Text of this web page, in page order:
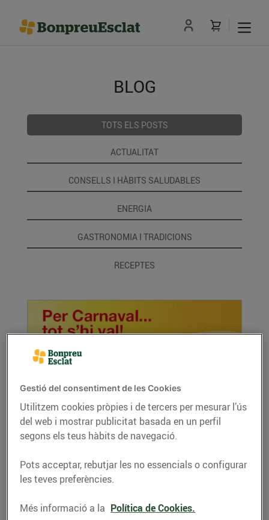
BLOG
TOTS ELS POSTS
ACTUALITAT
CONSELLS I HÀBITS SALUDABLES
ENERGIA
GASTRONOMIA I TRADICIONS
RECEPTES
La disbauxa abans de Quaresma
02/de febrer/2016
Com celebraràs el Carnestoltes? Nosaltres et
fem algunes propostes arreu del territori.
Gestió del consentiment de les Cookies
Utilitzem cookies pròpies i de tercers per mesurar l’ús
del web i mostrar publicitat basada en un perfil
segons els teus hàbits de navegació.
Pots acceptar, rebutjar les no essencials o configurar
les teves preferències.
Més informació a la Política de Cookies.